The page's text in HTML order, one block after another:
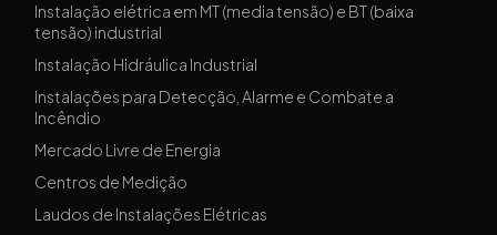
Instalação elétrica em MT (media tensão) e BT (baixa
tensão) industrial
Instalação Hidráulica Industrial
Instalações para Detecção, Alarme e Combate a
Incêndio
Mercado Livre de Energia
Centros de Medição
Laudos de Instalações Elétricas